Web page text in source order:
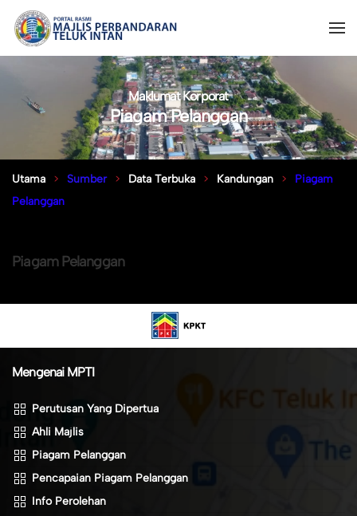
Maklumat Korporat
Piagam Pelanggan
Utama Sumber Data Terbuka Kandungan
Piagam
Pelanggan
Piagam Pelanggan
Mengenai MPTI
Perutusan Yang Dipertua
Ahli Majlis
Piagam Pelanggan
Pencapaian Piagam Pelanggan
Info Perolehan